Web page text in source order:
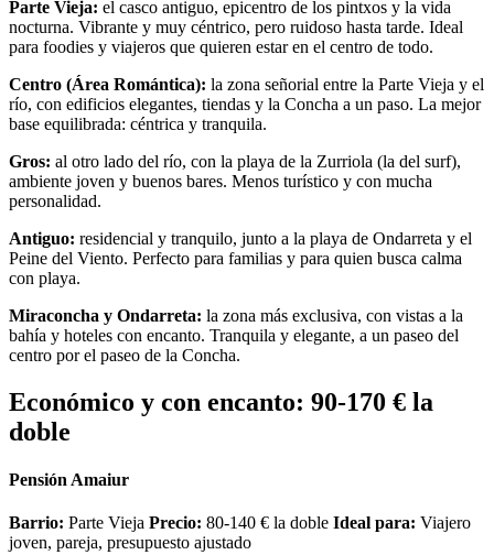
Parte Vieja: el casco antiguo, epicentro de los pintxos y la vida
nocturna. Vibrante y muy céntrico, pero ruidoso hasta tarde. Ideal
para foodies y viajeros que quieren estar en el centro de todo.
Centro (Área Romántica): la zona señorial entre la Parte Vieja y el
río, con edificios elegantes, tiendas y la Concha a un paso. La mejor
base equilibrada: céntrica y tranquila.
Gros: al otro lado del río, con la playa de la Zurriola (la del surf),
ambiente joven y buenos bares. Menos turístico y con mucha
personalidad.
Antiguo: residencial y tranquilo, junto a la playa de Ondarreta y el
Peine del Viento. Perfecto para familias y para quien busca calma
con playa.
Miraconcha y Ondarreta: la zona más exclusiva, con vistas a la
bahía y hoteles con encanto. Tranquila y elegante, a un paseo del
centro por el paseo de la Concha.
Económico y con encanto: 90-170 € la
doble
Pensión Amaiur
Barrio: Parte Vieja Precio: 80-140 € la doble Ideal para: Viajero
joven, pareja, presupuesto ajustado